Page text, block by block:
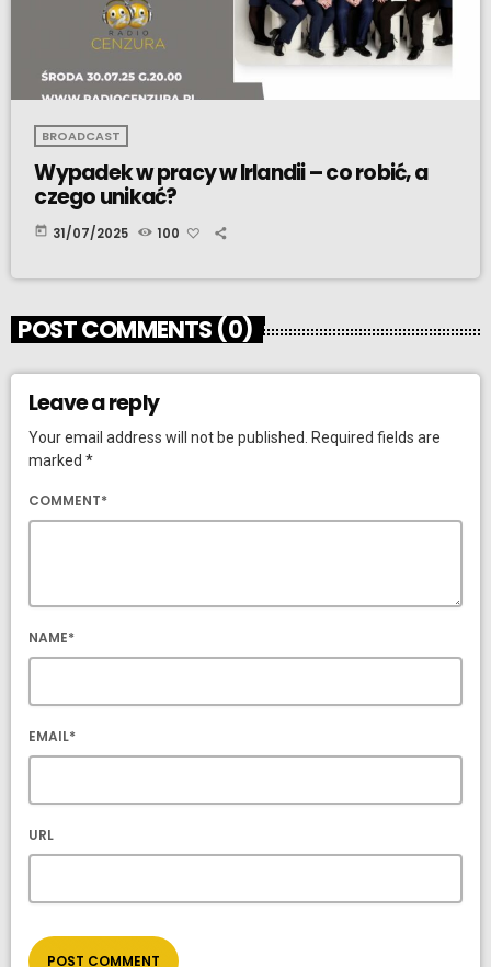
BROADCAST
Wypadek w pracy w Irlandii – co robić, a
czego unikać?
today 31/07/2025 100
POST COMMENTS (0)
Leave a reply
Your email address will not be published. Required fields are
marked *
COMMENT*
NAME*
EMAIL*
URL